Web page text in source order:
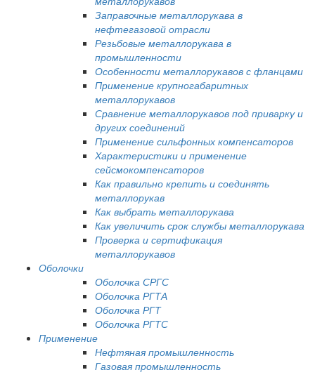
Заправочные металлорукава в
нефтегазовой отрасли
Резьбовые металлорукава в
промышленности
Особенности металлорукавов с фланцами
Применение крупногабаритных
металлорукавов
Сравнение металлорукавов под приварку и
других соединений
Применение сильфонных компенсаторов
Характеристики и применение
сейсмокомпенсаторов
Как правильно крепить и соединять
металлорукав
Как выбрать металлорукава
Как увеличить срок службы металлорукава
Проверка и сертификация
металлорукавов
Оболочки
Оболочка СРГС
Оболочка РГТА
Оболочка РГТ
Оболочка РГТС
Применение
Нефтяная промышленность
Газовая промышленность